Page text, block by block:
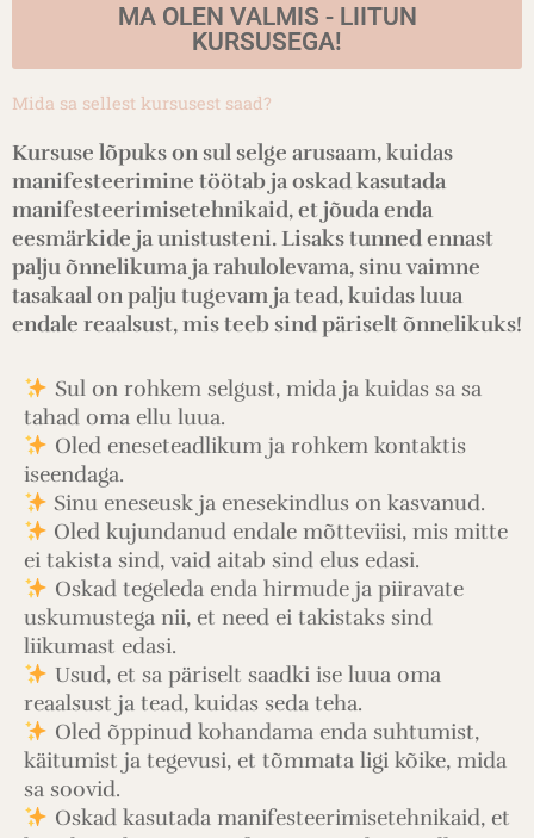
MA OLEN VALMIS - LIITUN
KURSUSEGA!
Mida sa sellest kursusest saad?
Kursuse lõpuks on sul selge arusaam, kuidas
manifesteerimine töötab ja oskad kasutada
manifesteerimisetehnikaid, et jõuda enda
eesmärkide ja unistusteni. Lisaks tunned ennast
palju õnnelikuma ja rahulolevama, sinu vaimne
tasakaal on palju tugevam ja tead, kuidas luua
endale reaalsust, mis teeb sind päriselt õnnelikuks!
Sul on rohkem selgust, mida ja kuidas sa sa
tahad oma ellu luua.
Oled eneseteadlikum ja rohkem kontaktis
iseendaga.
Sinu eneseusk ja enesekindlus on kasvanud.
Oled kujundanud endale mõtteviisi, mis mitte
ei takista sind, vaid aitab sind elus edasi.
Oskad tegeleda enda hirmude ja piiravate
uskumustega nii, et need ei takistaks sind
liikumast edasi.
Usud, et sa päriselt saadki ise luua oma
reaalsust ja tead, kuidas seda teha.
Oled õppinud kohandama enda suhtumist,
käitumist ja tegevusi, et tõmmata ligi kõike, mida
sa soovid.
Oskad kasutada manifesteerimisetehnikaid, et